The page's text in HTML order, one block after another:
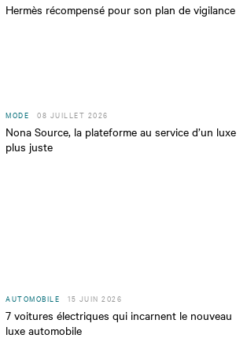
Hermès récompensé pour son plan de vigilance
MODE 08 JUILLET 2026
Nona Source, la plateforme au service d’un luxe
plus juste
AUTOMOBILE 15 JUIN 2026
7 voitures électriques qui incarnent le nouveau
luxe automobile